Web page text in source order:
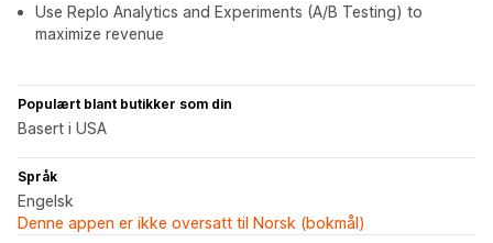
Use Replo Analytics and Experiments (A/B Testing) to
maximize revenue
Populært blant butikker som din
Basert i USA
Språk
Engelsk
Denne appen er ikke oversatt til Norsk (bokmål)